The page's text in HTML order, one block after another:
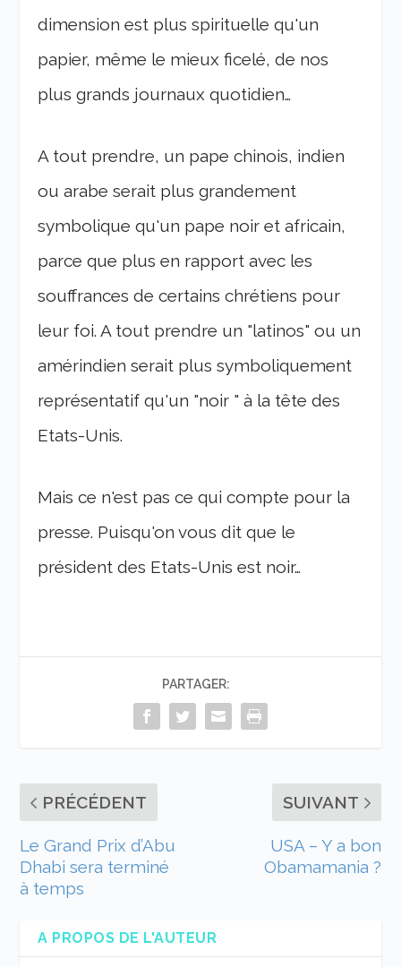
dimension est plus spirituelle qu'un
papier, même le mieux ficelé, de nos
plus grands journaux quotidien…
A tout prendre, un pape chinois, indien
ou arabe serait plus grandement
symbolique qu'un pape noir et africain,
parce que plus en rapport avec les
souffrances de certains chrétiens pour
leur foi. A tout prendre un "latinos" ou un
amérindien serait plus symboliquement
représentatif qu'un "noir " à la tête des
Etats-Unis.
Mais ce n'est pas ce qui compte pour la
presse. Puisqu'on vous dit que le
président des Etats-Unis est noir…
PARTAGER:
PRÉCÉDENT
Le Grand Prix d’Abu
Dhabi sera terminé
à temps
SUIVANT
USA – Y a bon
Obamamania ?
A PROPOS DE L'AUTEUR